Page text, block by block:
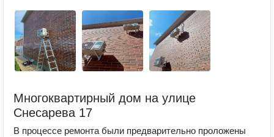
Многоквартирный дом на улице
Снесарева 17
В процессе ремонта были предварительно проложены